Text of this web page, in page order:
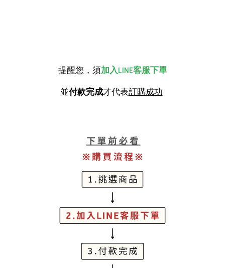
提醒您，須加入LINE客服下單
並付款完成才代表訂購成功